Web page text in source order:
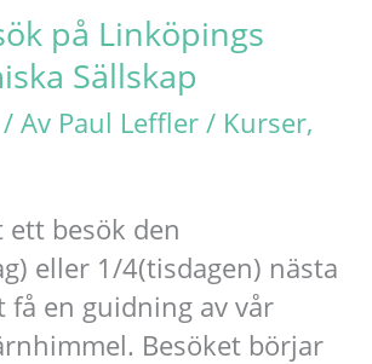
på Linköpings
Sällskap
/ Av Paul Leffler / Kurser,
ett besök den
eller 1/4(tisdagen) nästa
få en guidning av vår
Besöket börjar